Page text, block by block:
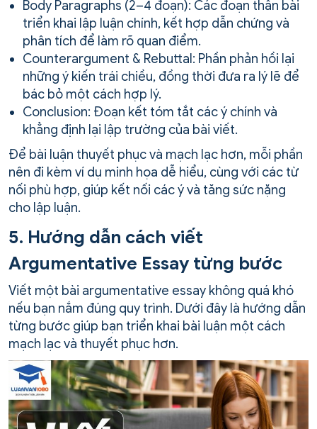
Body Paragraphs (2–4 đoạn): Các đoạn thân bài
triển khai lập luận chính, kết hợp dẫn chứng và
phân tích để làm rõ quan điểm.
Counterargument & Rebuttal: Phần phản hồi lại
những ý kiến trái chiều, đồng thời đưa ra lý lẽ để
bác bỏ một cách hợp lý.
Conclusion: Đoạn kết tóm tắt các ý chính và
khẳng định lại lập trường của bài viết.
Để bài luận thuyết phục và mạch lạc hơn, mỗi phần
nên đi kèm ví dụ minh họa dễ hiểu, cùng với các từ
nối phù hợp, giúp kết nối các ý và tăng sức nặng
cho lập luận.
5. Hướng dẫn cách viết
Argumentative Essay từng bước
Viết một bài argumentative essay không quá khó
nếu bạn nắm đúng quy trình. Dưới đây là hướng dẫn
từng bước giúp bạn triển khai bài luận một cách
mạch lạc và thuyết phục hơn.